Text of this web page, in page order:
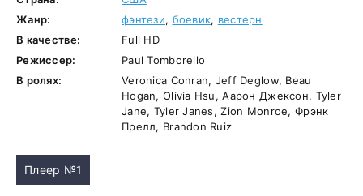
Жанр:
фэнтези, боевик, вестерн
В качестве:
Full HD
Режиссер:
Paul Tomborello
В ролях:
Veronica Conran, Jeff Deglow, Beau
Hogan, Olivia Hsu, Аарон Джексон, Tyler
Jane, Tyler Janes, Zion Monroe, Фрэнк
Прелл, Brandon Ruiz
Плеер №1